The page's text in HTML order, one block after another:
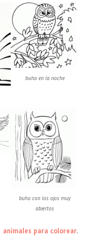
buho en la noche
buho con los ojos muy
abiertos
animales para colorear.